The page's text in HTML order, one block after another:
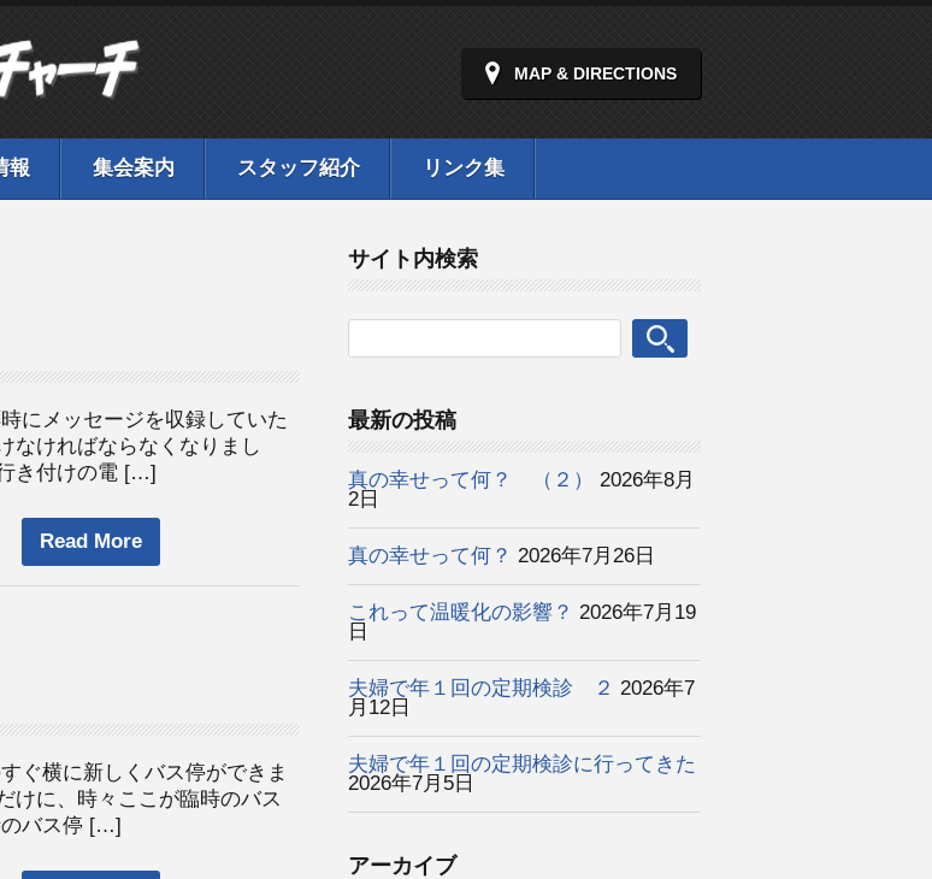
MAP & DIRECTIONS
報 集会案内 スタッフ紹介 リンク集
にメッセージを収録していた
なければならなくなりまし
き付けの電 […]
Read More
ぐ横に新しくバス停ができま
けに、時々ここが臨時のバス
のバス停 […]
サイト内検索
最新の投稿
真の幸せって何？ （２）
2026年8月
2日
真の幸せって何？ 2026年7月26日
これって温暖化の影響？ 2026年7月19
日
夫婦で年１回の定期検診 ２ 2026年7
月12日
夫婦で年１回の定期検診に行ってきた
2026年7月5日
アーカイブ